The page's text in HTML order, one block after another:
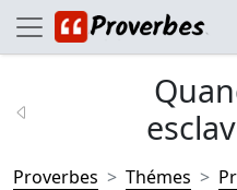
Proverbes Thémes